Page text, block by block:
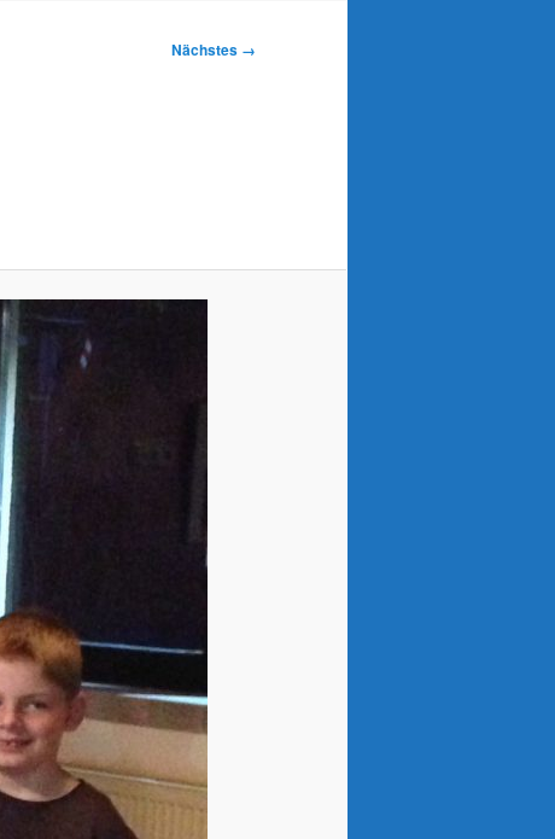
Nächstes →